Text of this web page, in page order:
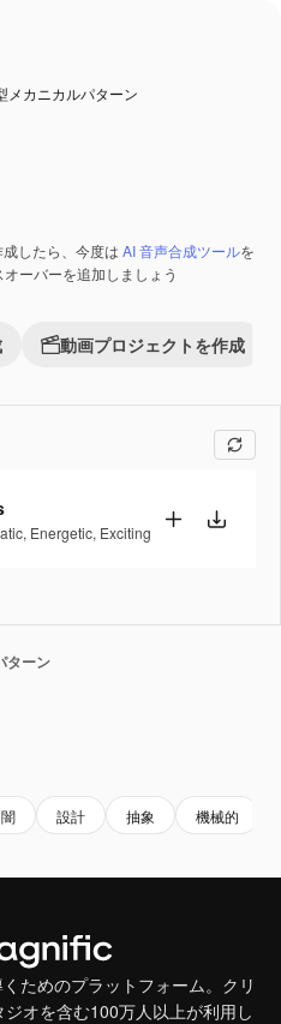
メカニカルパターン
したら、今度は AI 音声合成ツールを
ーバーを追加しましょう
動画プロジェクトを作成
, Energetic, Exciting
ターン
闇 設計 抽象 機械的
ためのプラットフォーム。クリ
オを含む100万人以上が利用し